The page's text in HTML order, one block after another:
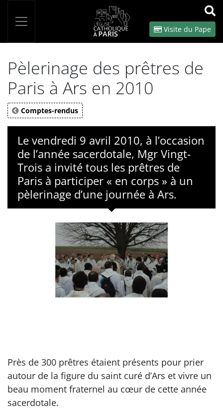
OK
Visite du Pape
Pèlerinage des prêtres de
Paris à Ars en 2010
Comptes-rendus
Le vendredi 9 avril 2010, à l’occasion
de l’année sacerdotale, Mgr Vingt-
Trois a invité tous les prêtres de
Paris à participer « en corps » à un
pèlerinage d’une journée à Ars.
Près de 300 prêtres étaient présents pour prier
autour de la figure du saint curé d’Ars et vivre un
beau moment fraternel au cœur de cette année
sacerdotale.
Panneau de gestion des cookies